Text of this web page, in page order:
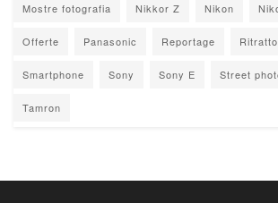
Mostre fotografia Nikkor Z Nikon
Offerte Panasonic Reportage Ritratto
Smartphone Sony Sony E Street
Tamron